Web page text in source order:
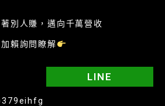
別人賺，邁向千萬營收
賴詢問瞭解
LINE